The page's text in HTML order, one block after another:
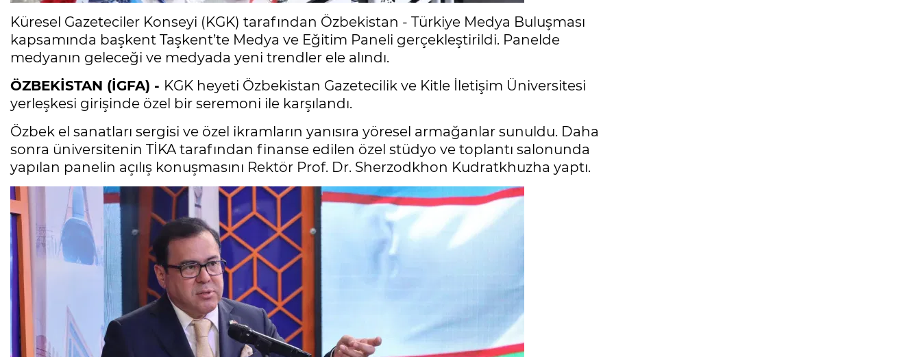
Küresel Gazeteciler Konseyi (KGK) tarafından Özbekistan - Türkiye Medya Buluşması
kapsamında başkent Taşkent’te Medya ve Eğitim Paneli gerçekleştirildi. Panelde
medyanın geleceği ve medyada yeni trendler ele alındı.
ÖZBEKİSTAN (İGFA) - KGK heyeti Özbekistan Gazetecilik ve Kitle İletişim Üniversitesi
yerleşkesi girişinde özel bir seremoni ile karşılandı.
Özbek el sanatları sergisi ve özel ikramların yanısıra yöresel armağanlar sunuldu. Daha
sonra üniversitenin TİKA tarafından finanse edilen özel stüdyo ve toplantı salonunda
yapılan panelin açılış konuşmasını Rektör Prof. Dr. Sherzodkhon Kudratkhuzha yaptı.